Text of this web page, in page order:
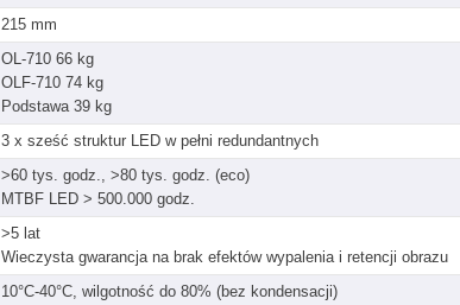
215 mm
OL-710 66 kg
OLF-710 74 kg
Podstawa 39 kg
3 x sześć struktur LED w pełni redundantnych
>60 tys. godz., >80 tys. godz. (eco)
MTBF LED > 500.000 godz.
>5 lat
Wieczysta gwarancja na brak efektów wypalenia i retencji obrazu
10°C-40°C, wilgotność do 80% (bez kondensacji)